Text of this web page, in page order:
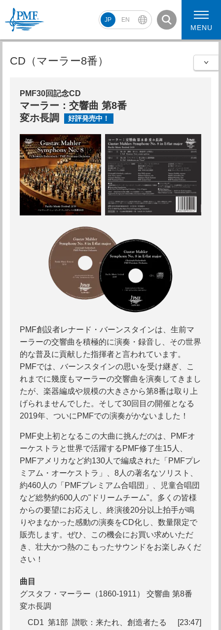
JP EN
PMF2026 スケジュール
PMF2026 アーティスト
MENU
CD（マーラー8番）
PMF30回記念CD
マーラー：交響曲 第8番
変ホ長調
好評発売中！
PMF創設者レナード・バーンスタインは、生前マ
ーラーの交響曲を積極的に演奏・録音し、その世界
的な普及に貢献した指揮者と言われています。
PMFでは、バーンスタインの思いを受け継ぎ、こ
れまでに幾度もマーラーの交響曲を演奏してきまし
たが、楽器編成や規模の大きさから第8番は取り上
げられませんでした。そして30回目の開催となる
2019年、ついにPMFでの演奏がかないました！
PMF史上初となるこの大曲に挑んだのは、PMFオ
ーケストラと世界で活躍するPMF修了生15人、
PMFアメリカなど約130人で編成された「PMFプレ
ミアム・オーケストラ」、8人の著名なソリスト、
約460人の「PMFプレミアム合唱団」、児童合唱団
など総勢約600人の"ドリームチーム"。多くの皆様
からの要望にお応えし、終演後20分以上拍手が鳴
りやまなかった感動の演奏をCD化し、数量限定で
販売します。ぜひ、この機会にお買い求めいただ
き、壮大かつ熱のこもったサウンドをお楽しみくだ
さい！
曲目
グスタフ・マーラー（1860-1911） 交響曲 第8番
変ホ長調
CD1 第1部 讃歌：来たれ、創造者たる
[23:47]